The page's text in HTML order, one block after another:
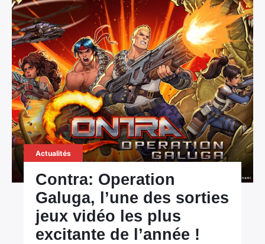
Actualités
Contra: Operation
Galuga, l’une des sorties
jeux vidéo les plus
excitante de l’année !